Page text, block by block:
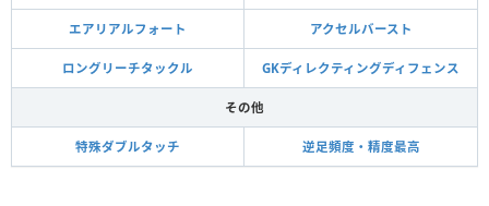
エアリアルフォート アクセルバースト
ロングリーチタックル GKディレクティングディフェンス
その他
特殊ダブルタッチ 逆足頻度・精度最高